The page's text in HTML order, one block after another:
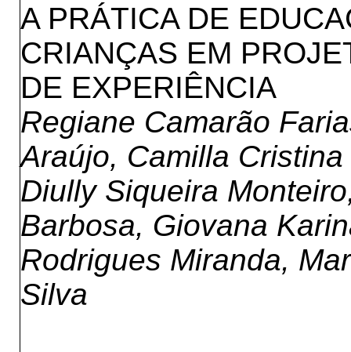
A PRÁTICA DE
CRIANÇAS EM
DE EXPERIÊNCIA
Regiane Camarão
Araújo, Camilla
Diully Siqueira
Barbosa, Giovana
Rodrigues Miranda,
Silva